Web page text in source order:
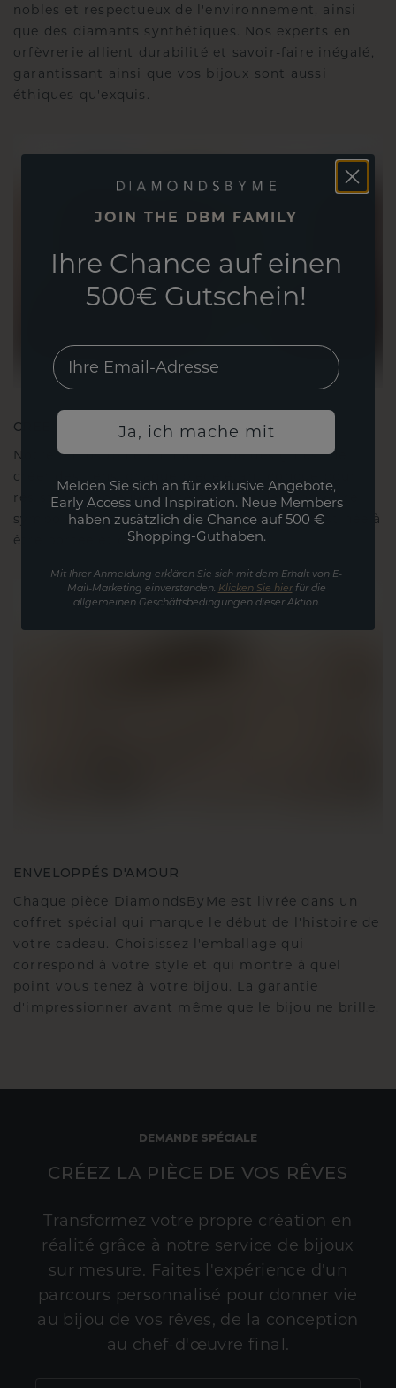
nobles et respectueux de l'environnement, ainsi
que des diamants synthétiques. Nos experts en
orfèvrerie allient durabilité et savoir-faire inégalé,
garantissant ainsi que vos bijoux sont aussi
éthiques qu'exquis.
CRÉÉ POUR LA CONNEXION
Notre philosophie en matière de design est de
créer des liens, chaque pièce étant conçue pour
résister à l'épreuve du temps. Elle devient votre
symbole d'amour et de moments chéris, destinée à
être portée et chérie pour toujours.
ENVELOPPÉS D'AMOUR
Chaque pièce DiamondsByMe est livrée dans un
coffret spécial qui marque le début de l'histoire de
votre cadeau. Choisissez l'emballage qui
correspond à votre style et qui montre à quel
point vous tenez à votre bijou. La garantie
d'impressionner avant même que le bijou ne brille.
DEMANDE SPÉCIALE
CRÉEZ LA PIÈCE DE VOS RÊVES
Transformez votre propre création en
réalité grâce à notre service de bijoux
sur mesure. Faites l'expérience d'un
parcours personnalisé pour donner vie
au bijou de vos rêves, de la conception
au chef-d'œuvre final.
JOIN THE DBM FAMILY
Ihre Chance auf einen
500€ Gutschein!
EMail
Ja, ich mache mit
Melden Sie sich an für exklusive Angebote,
Early Access und Inspiration. Neue Members
haben zusätzlich die Chance auf 500 €
Shopping-Guthaben.
Mit Ihrer Anmeldung erklären Sie sich mit dem Erhalt von E-
Mail-Marketing einverstanden. Klicken Sie hierfür die
allgemeinen Geschäftsbedingungen dieser Aktion.